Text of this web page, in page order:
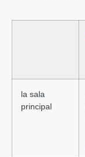
la sala
principal